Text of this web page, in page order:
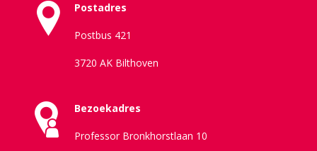
Postadres
Postbus 421
3720 AK Bilthoven
Bezoekadres
Professor Bronkhorstlaan 10